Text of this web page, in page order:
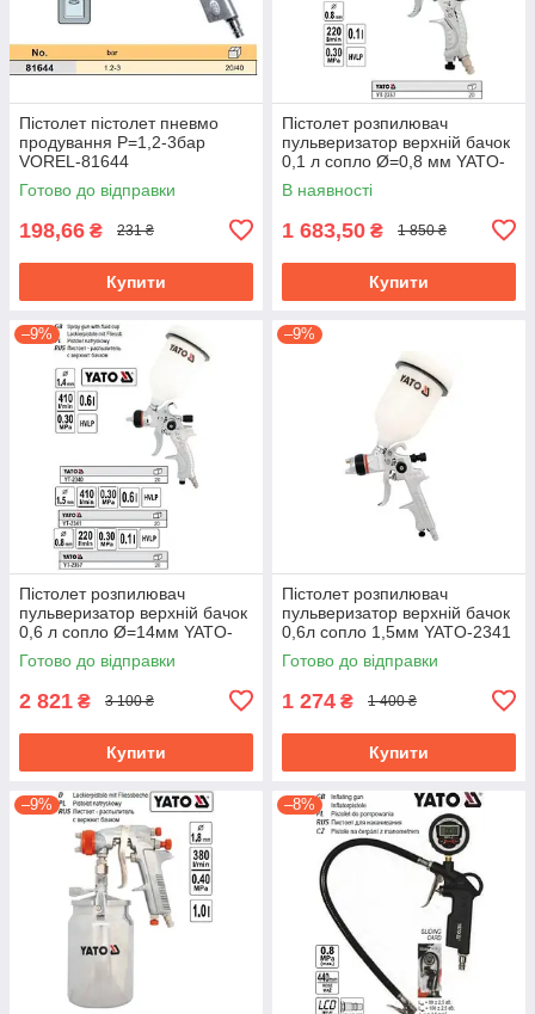
Пістолет пістолет пневмо
продування P=1,2-3бар
VOREL-81644
Готово до відправки
198,66 ₴ 231 ₴
Купити
Пістолет розпилювач
пульверизатор верхній бачок
0,1 л сопло Ø=0,8 мм YATO-
2357
В наявності
1 683,50 ₴ 1 850 ₴
Купити
–9%
Пістолет розпилювач
пульверизатор верхній бачок
0,6 л сопло Ø=14мм YATO-
2340
Готово до відправки
2 821 ₴ 3 100 ₴
Купити
–9%
Пістолет розпилювач
пульверизатор верхній бачок
0,6л сопло 1,5мм YATO-2341
Готово до відправки
1 274 ₴ 1 400 ₴
Купити
–9% –8%